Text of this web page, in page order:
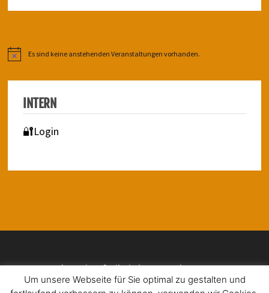
HinweisEs sind keine anstehenden Veranstaltungen vorhanden.
INTERN
🔐Login
Impressum | Barrierefreiheit | Datenschutz
Um unsere Webseite für Sie optimal zu gestalten und